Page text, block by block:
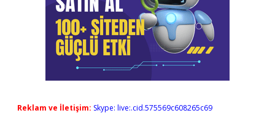
Reklam ve İletişim: Skype: live:.cid.575569c608265c69